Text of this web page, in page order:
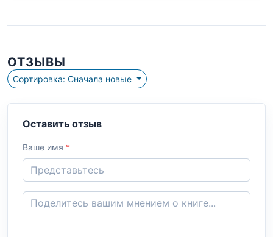
ОТЗЫВЫ
Сортировка: Сначала новые
Оставить отзыв
Ваше имя *